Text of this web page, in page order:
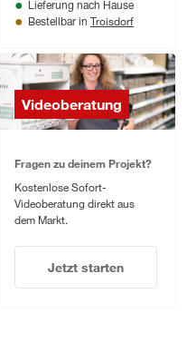
cmLieferung nach Hause
Bestellbar in Troisdorf
Videoberatung
Fragen zu deinem Projekt?
Kostenlose Sofort-
Videoberatung direkt aus
dem Markt.
Jetzt starten